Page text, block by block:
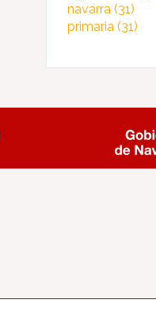
navarra(31)
primaria(31)